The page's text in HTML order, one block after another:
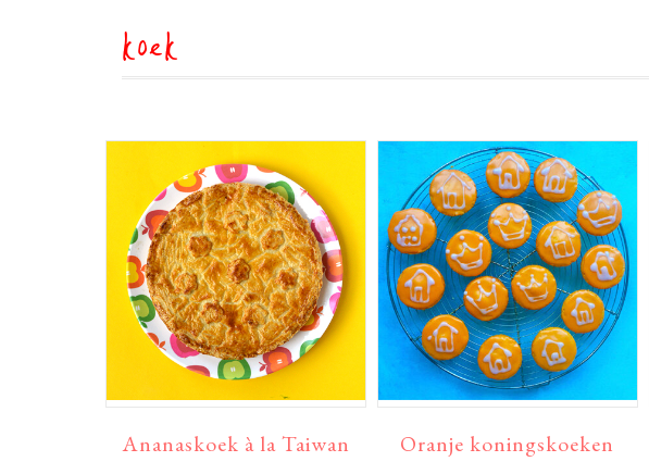
koek
Ananaskoek à la Taiwan Oranje koningskoeken